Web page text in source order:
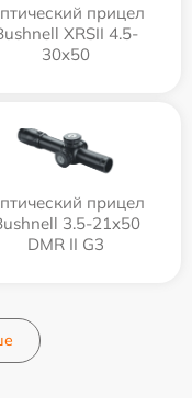
прицел
XRSII 4.5-
30x50
прицел
3.5-21x50
DMR II G3